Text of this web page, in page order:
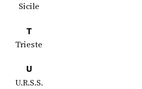
Sicile
T
Trieste
U
U.R.S.S.